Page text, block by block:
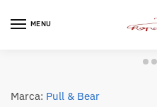
MENU
Marca: Pull & Bear